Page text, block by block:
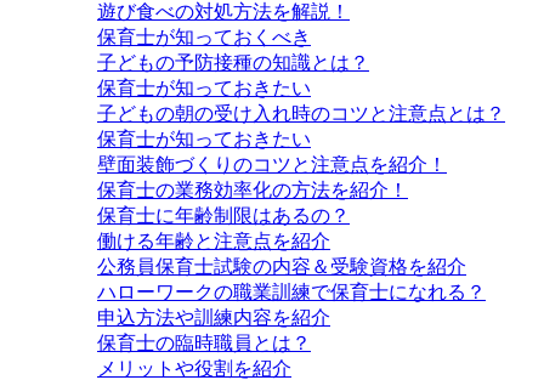
遊び食べの対処方法を解説！
保育士が知っておくべき
子どもの予防接種の知識とは？
保育士が知っておきたい
子どもの朝の受け入れ時のコツと注意点とは？
保育士が知っておきたい
壁面装飾づくりのコツと注意点を紹介！
保育士の業務効率化の方法を紹介！
保育士に年齢制限はあるの？
働ける年齢と注意点を紹介
公務員保育士試験の内容＆受験資格を紹介
ハローワークの職業訓練で保育士になれる？
申込方法や訓練内容を紹介
保育士の臨時職員とは？
メリットや役割を紹介